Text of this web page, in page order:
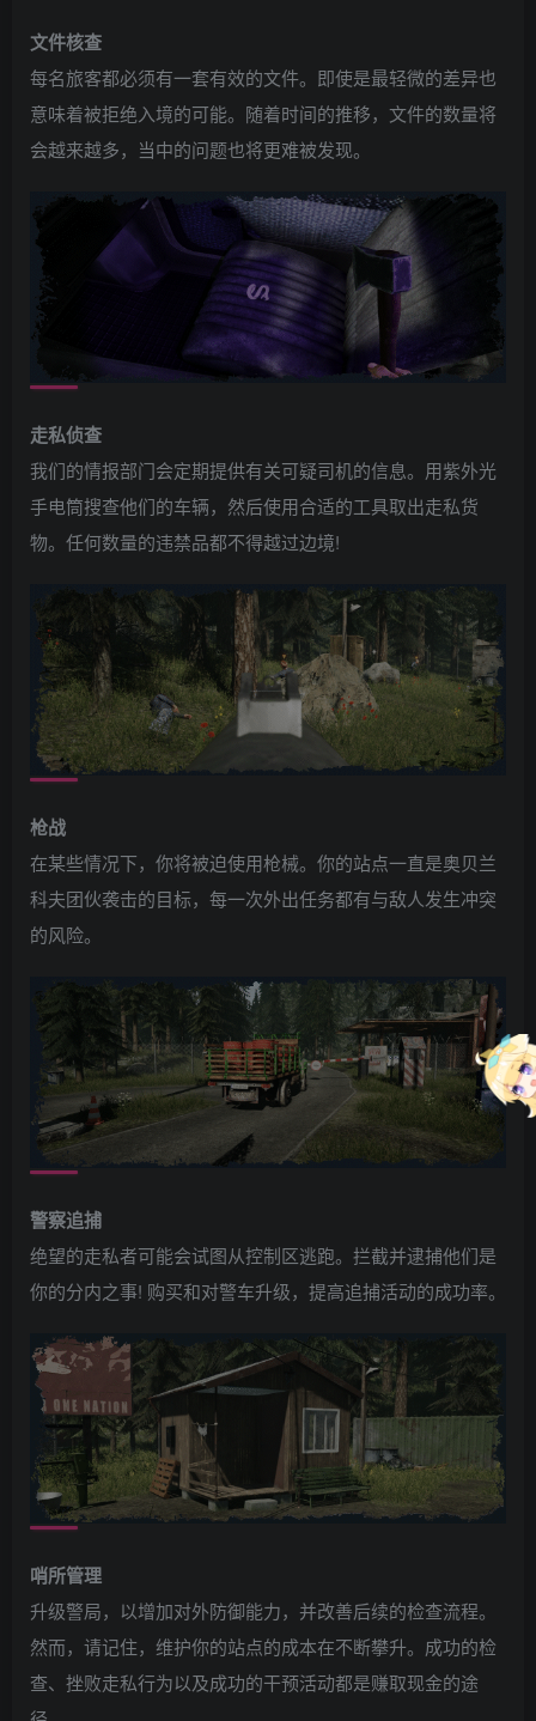
文件核查
每名旅客都必须有一套有效的文件。即使是最轻微的差异也
意味着被拒绝入境的可能。随着时间的推移，文件的数量将
会越来越多，当中的问题也将更难被发现。
走私侦查
我们的情报部门会定期提供有关可疑司机的信息。用紫外光
手电筒搜查他们的车辆，然后使用合适的工具取出走私货
物。任何数量的违禁品都不得越过边境!
枪战
在某些情况下，你将被迫使用枪械。你的站点一直是奥贝兰
科夫团伙袭击的目标，每一次外出任务都有与敌人发生冲突
的风险。
警察追捕
绝望的走私者可能会试图从控制区逃跑。拦截并逮捕他们是
你的分内之事! 购买和对警车升级，提高追捕活动的成功率。
哨所管理
升级警局，以增加对外防御能力，并改善后续的检查流程。
然而，请记住，维护你的站点的成本在不断攀升。成功的检
查、挫败走私行为以及成功的干预活动都是赚取现金的途